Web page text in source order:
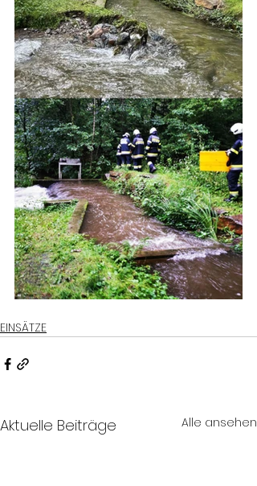
EINSÄTZE
Aktuelle Beiträge Alle ansehen